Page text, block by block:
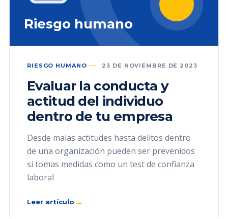
Riesgo humano
RIESGO HUMANO 23 DE NOVIEMBRE DE 2023
Evaluar la conducta y
actitud del individuo
dentro de tu empresa
Desde malas actitudes hasta delitos dentro
de una organización pueden ser prevenidos
si tomas medidas como un test de confianza
laboral
Leer artículo →